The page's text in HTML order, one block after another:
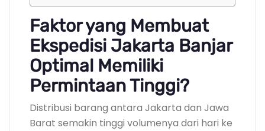
Faktor yang Membuat
Ekspedisi Jakarta Banjar
Optimal Memiliki
Permintaan Tinggi?
Distribusi barang antara Jakarta dan Jawa
Barat semakin tinggi volumenya dari hari ke